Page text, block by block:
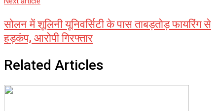
सोलन में शूलिनी यूनिवर्सिटी के पास ताबड़तोड़ फायरिंग से
हड़कंप, आरोपी गिरफ्तार
Related Articles